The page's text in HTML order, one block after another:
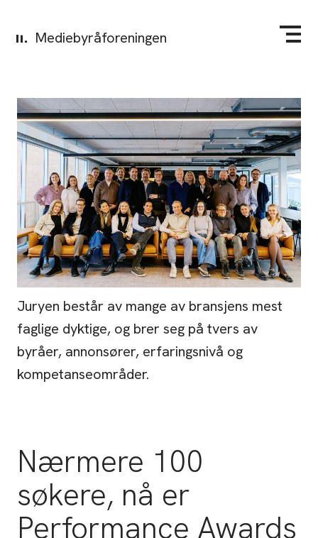
Mediebyråforeningen
Juryen består av mange av bransjens mest
faglige dyktige, og brer seg på tvers av
byråer, annonsører, erfaringsnivå og
kompetanseområder.
Nærmere 100
søkere, nå er
Performance Awards